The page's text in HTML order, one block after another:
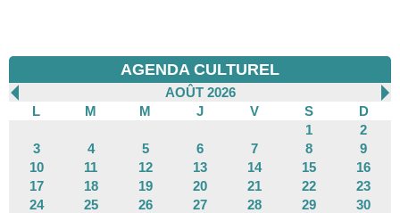
AGENDA CULTUREL
AOÛT 2026
L
M M J V S
D
1
2
3
4 5 6 7 8
9
10
11 12 13 14 15
16
17
18 19 20 21 22
23
24
25 26 27 28 29
30